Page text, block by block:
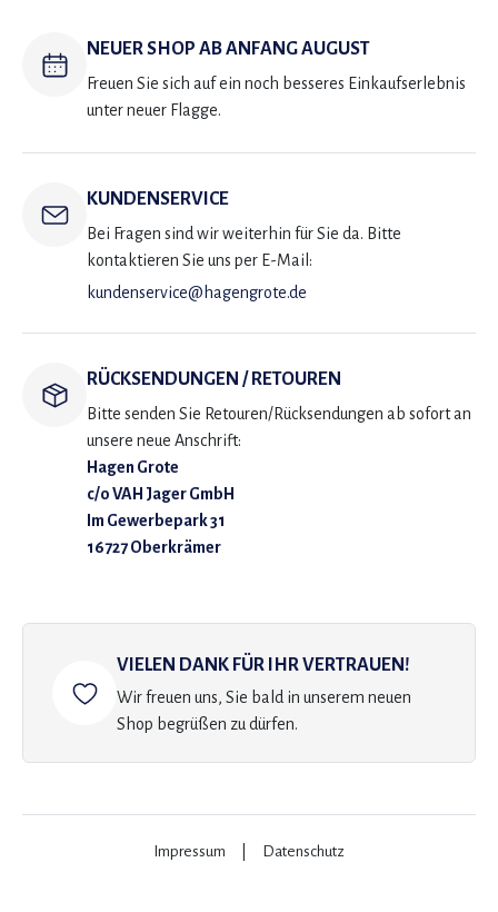
NEUER SHOP AB ANFANG AUGUST
Freuen Sie sich auf ein noch besseres Einkaufserlebnis
unter neuer Flagge.
KUNDENSERVICE
Bei Fragen sind wir weiterhin für Sie da. Bitte
kontaktieren Sie uns per E-Mail:
kundenservice@hagengrote.de
RÜCKSENDUNGEN / RETOUREN
Bitte senden Sie Retouren/Rücksendungen ab sofort an
unsere neue Anschrift:
Hagen Grote
c/o VAH Jager GmbH
Im Gewerbepark 31
16727 Oberkrämer
VIELEN DANK FÜR IHR VERTRAUEN!
Wir freuen uns, Sie bald in unserem neuen
Shop begrüßen zu dürfen.
Impressum Datenschutz